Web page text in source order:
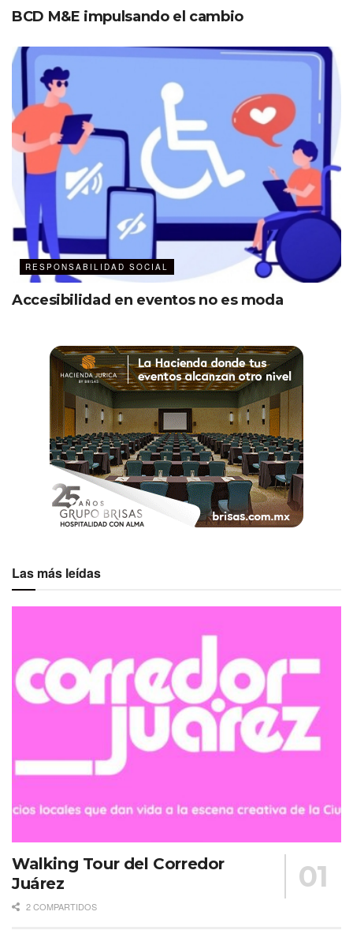
BCD M&E impulsando el cambio
RESPONSABILIDAD SOCIAL
Accesibilidad en eventos no es moda
Las más leídas
Walking Tour del Corredor
Juárez
2 COMPARTIDOS